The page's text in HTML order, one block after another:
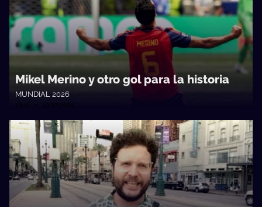
Mikel Merino y otro gol para la historia
MUNDIAL 2026
13a0 • 10/07/2026